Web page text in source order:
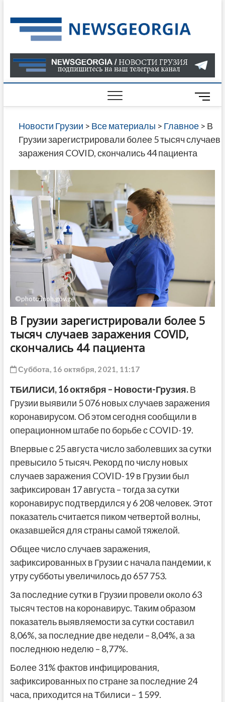
to
content
О
В
ГРУЗИИ
САЙТЕ
M
e
n
u
o
Новости Грузии > Все материалы > Главное> В
Грузии зарегистрировали более 5 тысяч случаев
заражения COVID, скончались 44 пациента
©photo moh.gov.ge
В Грузии зарегистрировали более 5
тысяч случаев заражения COVID,
скончались 44 пациента
Суббота, 16 октября, 2021, 11:17
ТБИЛИСИ, 16 октября – Новости-Грузия.В
Грузии выявили 5 076 новых случаев заражения
коронавирусом. Об этом сегодня сообщили в
операционном штабе по борьбе с COVID-19.
Впервые с 25 августа число заболевших за сутки
превысило 5 тысяч. Рекорд по числу новых
случаев заражения COVID-19 в Грузии был
зафиксирован 17 августа – тогда за сутки
коронавирус подтвердился у 6 208 человек. Этот
показатель считается пиком четвертой волны,
оказавшейся для страны самой тяжелой.
Общее число случаев заражения,
зафиксированных в Грузии с начала пандемии, к
утру субботы увеличилось до 657 753.
За последние сутки в Грузии провели около 63
тысяч тестов на коронавирус. Таким образом
показатель выявляемости за сутки составил
8,06%, за последние две недели – 8,04%, а за
последнюю неделю – 8,77%.
Более 31% фактов инфицирования,
зафиксированных по стране за последние 24
часа, приходится на Тбилиси – 1 599.